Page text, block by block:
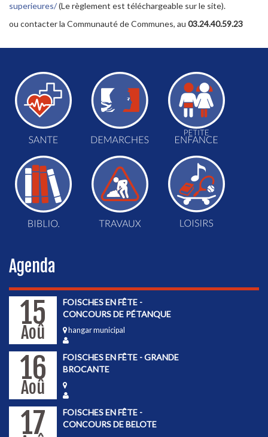
superieures/(Le règlement est téléchargeable sur le site).
ou contacter la Communauté de Communes, au 03.24.40.59.23
Agenda
15
Aoû
FOISCHES EN FÊTE -
CONCOURS DE PÉTANQUE
hangar municipal
16
Aoû
FOISCHES EN FÊTE - GRANDE
BROCANTE
17
FOISCHES EN FÊTE -
CONCOURS DE BELOTE